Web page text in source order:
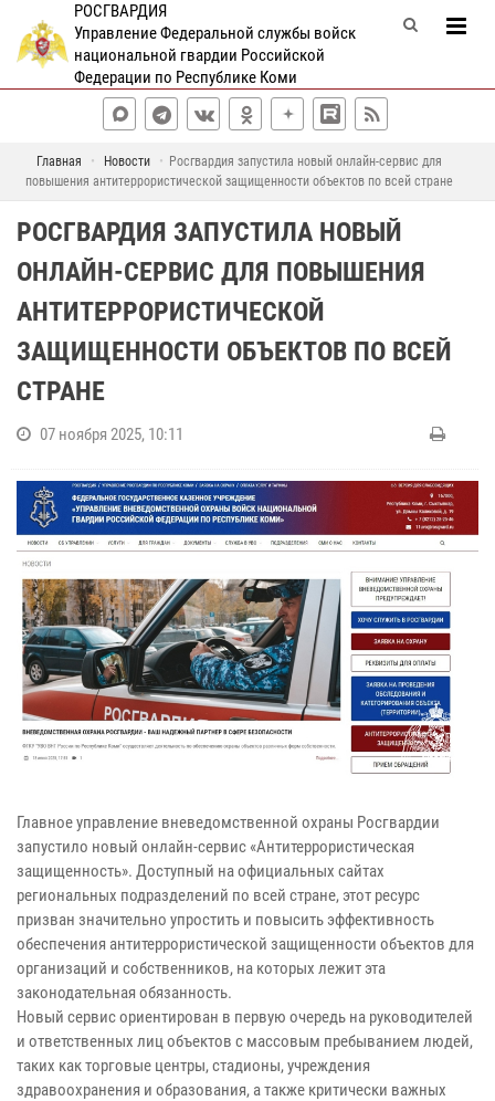
РОСГВАРДИЯ
Управление Федеральной службы войск
национальной гвардии Российской
Федерации по Республике Коми
Главная Новости
Росгвардия запустила новый онлайн-сервис для
повышения антитеррористической защищенности объектов по всей стране
РОСГВАРДИЯ ЗАПУСТИЛА НОВЫЙ
ОНЛАЙН-СЕРВИС ДЛЯ ПОВЫШЕНИЯ
АНТИТЕРРОРИСТИЧЕСКОЙ
ЗАЩИЩЕННОСТИ ОБЪЕКТОВ ПО ВСЕЙ
СТРАНЕ
07 ноября 2025, 10:11
Главное управление вневедомственной охраны Росгвардии
запустило новый онлайн-сервис «Антитеррористическая
защищенность». Доступный на официальных сайтах
региональных подразделений по всей стране, этот ресурс
призван значительно упростить и повысить эффективность
обеспечения антитеррористической защищенности объектов для
организаций и собственников, на которых лежит эта
законодательная обязанность.
Новый сервис ориентирован в первую очередь на руководителей
и ответственных лиц объектов c массовым пребыванием людей,
таких как торговые центры, стадионы, учреждения
здравоохранения и образования, а также критически важных